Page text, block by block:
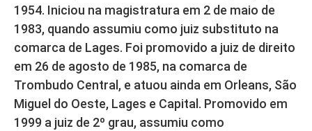
1954. Iniciou na magistratura em 2 de maio de
1983, quando assumiu como juiz substituto na
comarca de Lages. Foi promovido a juiz de direito
em 26 de agosto de 1985, na comarca de
Trombudo Central, e atuou ainda em Orleans, São
Miguel do Oeste, Lages e Capital. Promovido em
1999 a juiz de 2º grau, assumiu como